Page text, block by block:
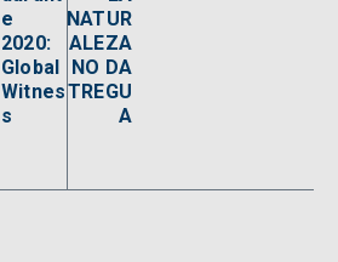
e
2020:
Global
Witnes
s
NATUR
ALEZA
NO DA
TREGU
A